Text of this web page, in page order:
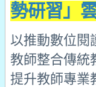
勢研習」
以推動數位閱
教師整合傳統
提升教師專業